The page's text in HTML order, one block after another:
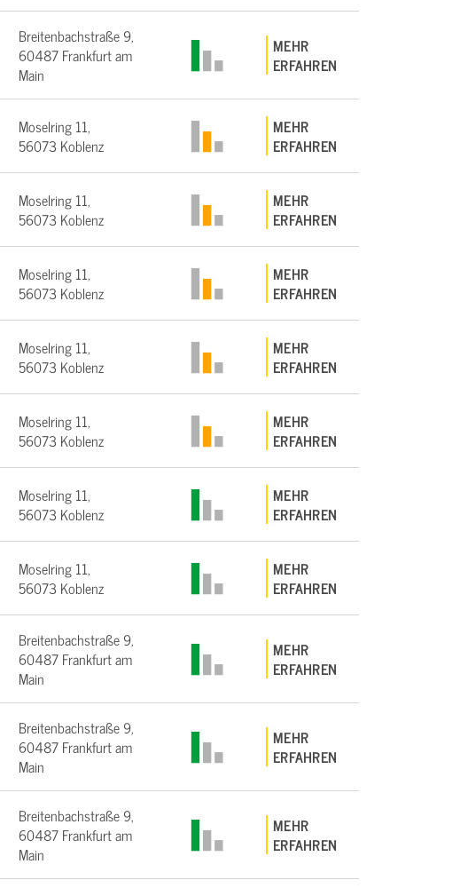
Breitenbachstraße 9,
60487 Frankfurt am
Main
MEHR
ERFAHREN
Moselring 11,
56073 Koblenz
MEHR
ERFAHREN
Moselring 11,
56073 Koblenz
MEHR
ERFAHREN
Moselring 11,
56073 Koblenz
MEHR
ERFAHREN
Moselring 11,
56073 Koblenz
MEHR
ERFAHREN
Moselring 11,
56073 Koblenz
MEHR
ERFAHREN
Moselring 11,
56073 Koblenz
MEHR
ERFAHREN
Moselring 11,
56073 Koblenz
MEHR
ERFAHREN
Breitenbachstraße 9,
60487 Frankfurt am
Main
MEHR
ERFAHREN
Breitenbachstraße 9,
60487 Frankfurt am
Main
MEHR
ERFAHREN
Breitenbachstraße 9,
60487 Frankfurt am
Main
MEHR
ERFAHREN